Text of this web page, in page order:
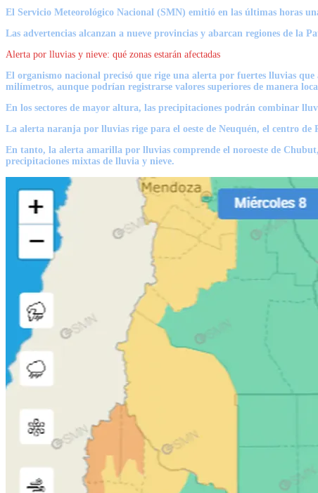
El Servicio Meteorológico Nacional (SMN) emitió en las últimas horas
Las advertencias alcanzan a nueve provincias y abarcan regiones de la
Alerta por lluvias y nieve: qué zonas estarán afectadas
El organismo nacional precisó que rige una alerta por fuertes lluvias
milímetros, aunque podrían registrarse valores superiores de manera
En los sectores de mayor altura, las precipitaciones podrán combinar
La alerta naranja por lluvias rige para el oeste de Neuquén, el centro
En tanto, la alerta amarilla por lluvias comprende el noroeste de
precipitaciones mixtas de lluvia y nieve.